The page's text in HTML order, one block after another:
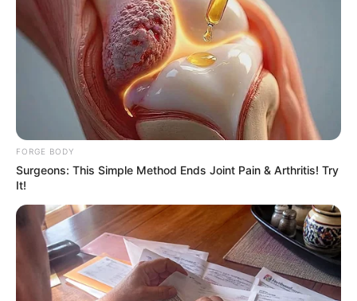
Colorado Elk's Surprising Response After Being
Freed From Tire
BUZZ DAY
Japan's Greatest Doctors Say Memory Loss Isn't
Age: Just Stop Drinking These 3 Beverages
FORGE BODY
Surgeons: This Simple Method Ends Joint Pain & Arthritis! Try
It!